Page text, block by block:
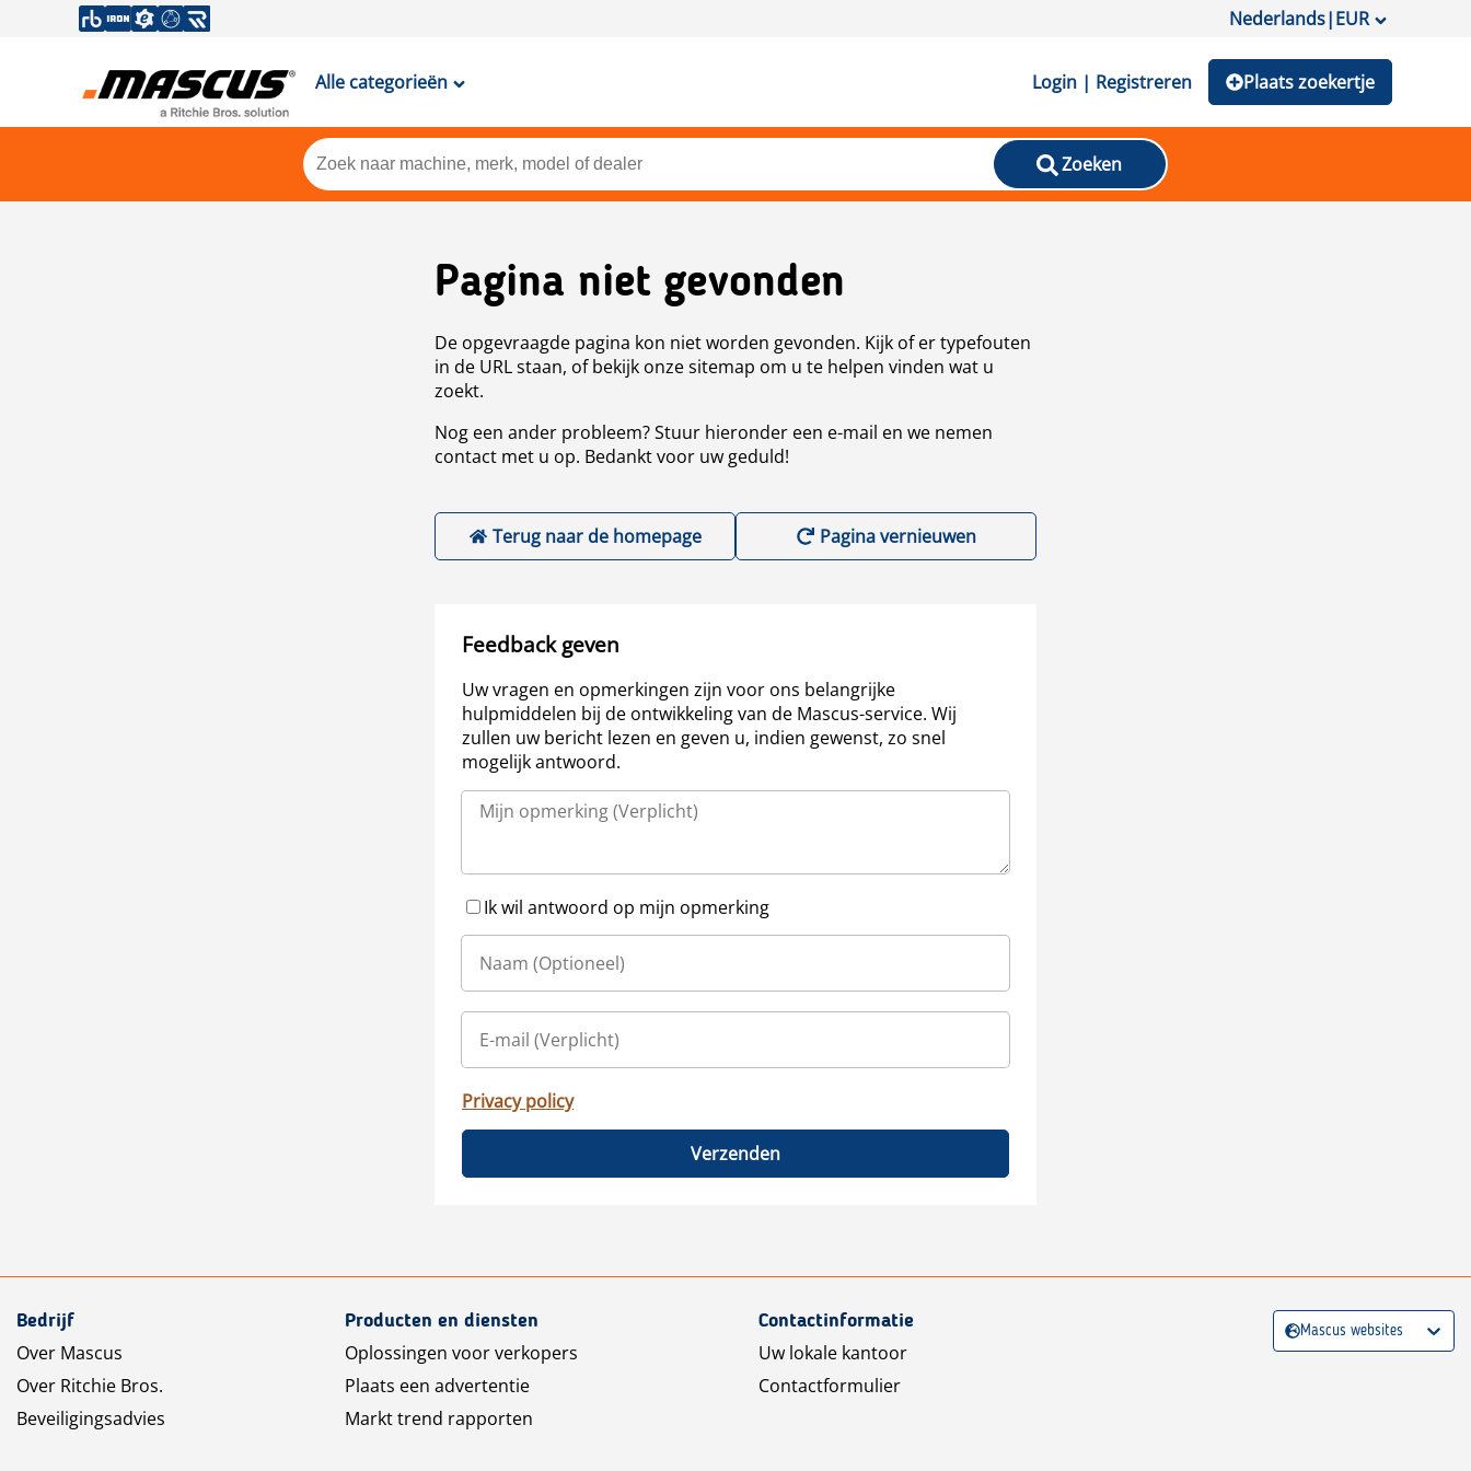
Nederlands|EUR
Alle categorieën Login | Registreren Plaats zoekertje
Zoeken
Pagina niet gevonden
De opgevraagde pagina kon niet worden gevonden. Kijk of er typefouten
in de URL staan, of bekijk onze sitemap om u te helpen vinden wat u
zoekt.
Nog een ander probleem? Stuur hieronder een e-mail en we nemen
contact met u op. Bedankt voor uw geduld!
Terug naar de homepage Pagina vernieuwen
Feedback geven
Uw vragen en opmerkingen zijn voor ons belangrijke
hulpmiddelen bij de ontwikkeling van de Mascus-service. Wij
zullen uw bericht lezen en geven u, indien gewenst, zo snel
mogelijk antwoord.
Ik wil antwoord op mijn opmerking
Privacy policy
Verzenden
Bedrijf
Over Mascus
Over Ritchie Bros.
Beveiligingsadvies
Producten en diensten
Oplossingen voor verkopers
Plaats een advertentie
Markt trend rapporten
Contactinformatie
Uw lokale kantoor
Contactformulier
Mascus websites